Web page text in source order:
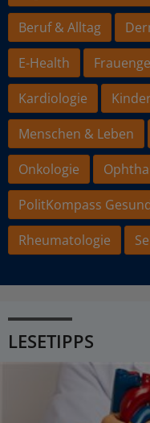
Beruf & Alltag
E-Health
Kardiologie
Menschen & Leben
Onkologie
PolitKompass
Rheumatologie
LESETIPPS